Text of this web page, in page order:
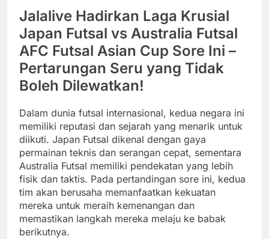
Jalalive Hadirkan Laga Krusial
Japan Futsal vs Australia Futsal
AFC Futsal Asian Cup Sore Ini –
Pertarungan Seru yang Tidak
Boleh Dilewatkan!
Dalam dunia futsal internasional, kedua negara ini
memiliki reputasi dan sejarah yang menarik untuk
diikuti. Japan Futsal dikenal dengan gaya
permainan teknis dan serangan cepat, sementara
Australia Futsal memiliki pendekatan yang lebih
fisik dan taktis. Pada pertandingan sore ini, kedua
tim akan berusaha memanfaatkan kekuatan
mereka untuk meraih kemenangan dan
memastikan langkah mereka melaju ke babak
berikutnya.